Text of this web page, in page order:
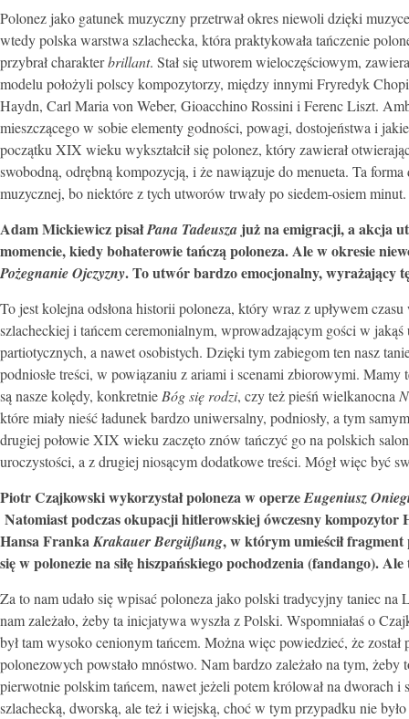
Polonez jako gatunek muzyczny przetrwał okres niewoli dzięki
wtedy polska warstwa szlachecka, która praktykowała tańczenie
przybrał charakterbrillant. Stał się utworem wieloczęściowym,
modelu położyli polscy kompozytorzy, między innymi Fryredyk
Haydn, Carl Maria von Weber, Gioacchino Rossini i Ferenc Liszt.
mieszczącego w sobie elementy godności, powagi, dostojeństwa i
początku XIX wieku wykształcił się polonez, który zawierał
swobodną, odrębną kompozycją, i że nawiązuje do menueta. Ta
muzycznej, bo niektóre z tych utworów trwały po siedem-osiem
Adam Mickiewicz pisałPana Tadeusza już na emigracji, a akcja
momencie, kiedy bohaterowie tańczą poloneza. Ale w okresie
Pożegnanie Ojczyzny. To utwór bardzo emocjonalny, wyrażający
To jest kolejna odsłona historii poloneza, który wraz z upływem
szlacheckiej i tańcem ceremonialnym, wprowadzającym gości w
partiotycznych, a nawet osobistych. Dzięki tym zabiegom ten nasz
podniosłe treści, w powiązaniu z ariami i scenami zbiorowymi.
są nasze kolędy, konkretnie Bóg się rodzi, czy też pieśń wielkanocna
które miały nieść ładunek bardzo uniwersalny, podniosły, a tym
drugiej połowie XIX wieku zaczęto znów tańczyć go na polskich
uroczystości, a z drugiej niosącym dodatkowe treści. Mógł więc być
Piotr Czajkowski wykorzystał poloneza w operzeEugeniusz
Natomiast podczas okupacji hitlerowskiej ówczesny
Hansa FrankaKrakauer Bergüßung, w którym umieścił
się w polonezie na siłę hiszpańskiego pochodzenia (fandango). Ale
Za to nam udało się wpisać poloneza jako polski tradycyjny taniec
nam zależało, żeby ta inicjatywa wyszła z Polski. Wspomniałaś o
był tam wysoko cenionym tańcem. Można więc powiedzieć, że
polonezowych powstało mnóstwo. Nam bardzo zależało na tym,
pierwotnie polskim tańcem, nawet jeżeli potem królował na dworach
szlachecką, dworską, ale też i wiejską, choć w tym przypadku nie